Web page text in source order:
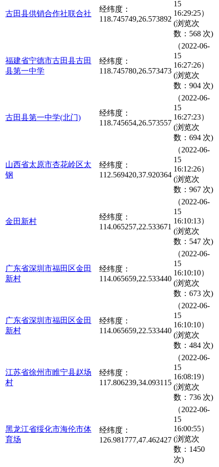
古田县供销合作社联合社
经纬度：
118.745749,26.573892
15
16:29:25）
(浏览次
数：568 次)
福建省宁德市古田县古田
县第一中学
经纬度：
118.745780,26.573473
（2022-06-
15
16:27:26）
(浏览次
数：904 次)
古田县第一中学(北门)
经纬度：
118.745654,26.573557
（2022-06-
15
16:27:23）
(浏览次
数：694 次)
山西省太原市杏花岭区太
钢
经纬度：
112.569420,37.920364
（2022-06-
15
16:12:26）
(浏览次
数：967 次)
金田新村
经纬度：
114.065257,22.533671
（2022-06-
15
16:10:13）
(浏览次
数：547 次)
广东省深圳市福田区金田
新村
经纬度：
114.065659,22.533440
（2022-06-
15
16:10:10）
(浏览次
数：673 次)
广东省深圳市福田区金田
新村
经纬度：
114.065659,22.533440
（2022-06-
15
16:10:10）
(浏览次
数：484 次)
江苏省徐州市睢宁县赵场
村
经纬度：
117.806239,34.093115
（2022-06-
15
16:08:19）
(浏览次
数：736 次)
黑龙江省绥化市海伦市体
育场
经纬度：
126.981777,47.462427
（2022-06-
15
16:00:55）
(浏览次
数：1450
次)